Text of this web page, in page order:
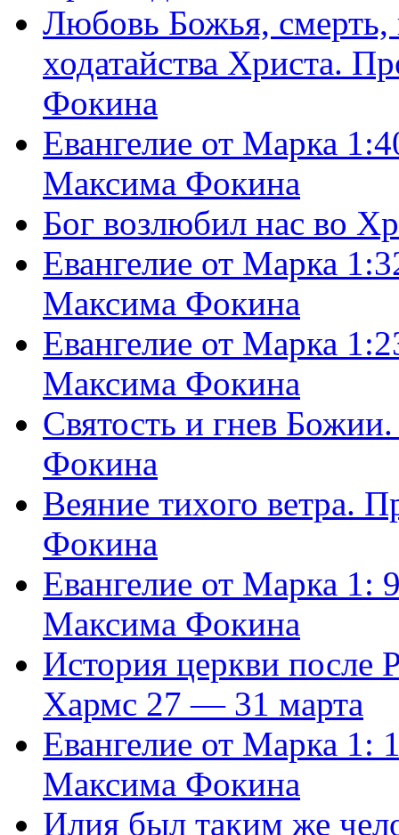
Любовь Божья, смерть,
ходатайства Христа.
Фокина
Евангелие от Марка
Максима Фокина
Бог возлюбил нас во
Евангелие от Марка
Максима Фокина
Евангелие от Марка
Максима Фокина
Святость и гнев
Фокина
Веяние тихого ветра.
Фокина
Евангелие от Марка 1:
Максима Фокина
История церкви
Хармс 27 — 31 марта
Евангелие от Марка 1:
Максима Фокина
Илия был таким же